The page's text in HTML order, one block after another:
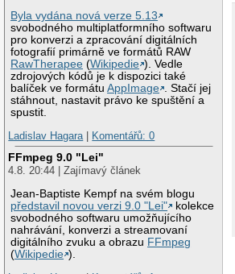
Byla vydána nová verze 5.13
svobodného multiplatformního softwaru
pro konverzi a zpracování digitálních
fotografií primárně ve formátů RAW
RawTherapee (Wikipedie ). Vedle
zdrojových kódů je k dispozici také
balíček ve formátuAppImage
. Stačí jej
stáhnout, nastavit právo ke spuštění a
spustit.
Ladislav Hagara| Komentářů: 0
FFmpeg 9.0 "Lei"
4.8. 20:44 | Zajímavý článek
Jean-Baptiste Kempf na svém blogu
představil novou verzi 9.0 "Lei"
kolekce
svobodného softwaru umožňujícího
nahrávání, konverzi a streamovaní
digitálního zvuku a obrazu FFmpeg
(Wikipedie ).